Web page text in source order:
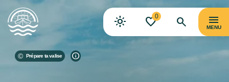
0
MENU
Prépare ta valise